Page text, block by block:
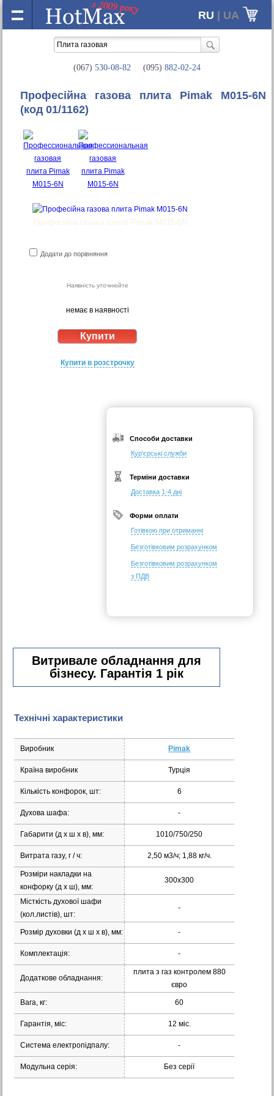
RU | UA
(067) 530-08-82 (095) 882-02-24
Професійна газова плита Pimak M015-6N
(код 01/1162)
Професійна газова плита Pimak M015-6N
Додати до порівняння
Наявність уточнюйте
немає в наявності
Купити в розстрочку
Способи доставки
Кур'єрські служби
Терміни доставки
Доставка 1-4 дні
Форми оплати
Готівкою при отриманні
Безготівковим розрахунком
Безготівковим розрахунком
з ПДВ
Витривале обладнання для
бізнесу. Гарантія 1 рік
Технічні характеристики
Виробник Pimak
Країна виробник Турція
Кількість конфорок, шт: 6
Духова шафа: -
Габарити (д х ш х в), мм: 1010/750/250
Витрата газу, г / ч: 2,50 м3/ч; 1,88 кг/ч.
Розміри накладки на
конфорку (д х ш), мм:
300х300
Місткість духової шафи
(кол.листів), шт:
-
Розмір духовки (д х ш х в), мм: -
Комплектація: -
Додаткове обладнання:
плита з газ контролем 880
євро
Вага, кг: 60
Гарантія, міс: 12 міс.
Система електропідпалу: -
Модульна серія: Без серії